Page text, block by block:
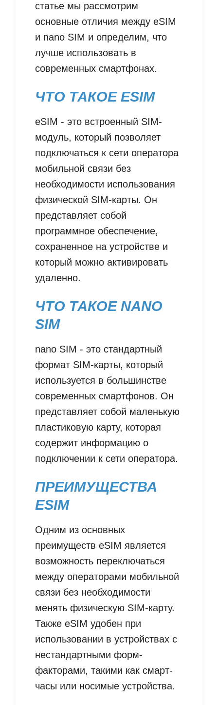
статье мы рассмотрим
основные отличия между eSIM
и nano SIM и определим, что
лучше использовать в
современных смартфонах.
ЧТО ТАКОЕ ESIM
eSIM - это встроенный SIM-
модуль, который позволяет
подключаться к сети оператора
мобильной связи без
необходимости использования
физической SIM-карты. Он
представляет собой
программное обеспечение,
сохраненное на устройстве и
который можно активировать
удаленно.
ЧТО ТАКОЕ NANO
SIM
nano SIM - это стандартный
формат SIM-карты, который
используется в большинстве
современных смартфонов. Он
представляет собой маленькую
пластиковую карту, которая
содержит информацию о
подключении к сети оператора.
ПРЕИМУЩЕСТВА
ESIM
Одним из основных
преимуществ eSIM является
возможность переключаться
между операторами мобильной
связи без необходимости
менять физическую SIM-карту.
Также eSIM удобен при
использовании в устройствах с
нестандартными форм-
факторами, такими как смарт-
часы или носимые устройства.